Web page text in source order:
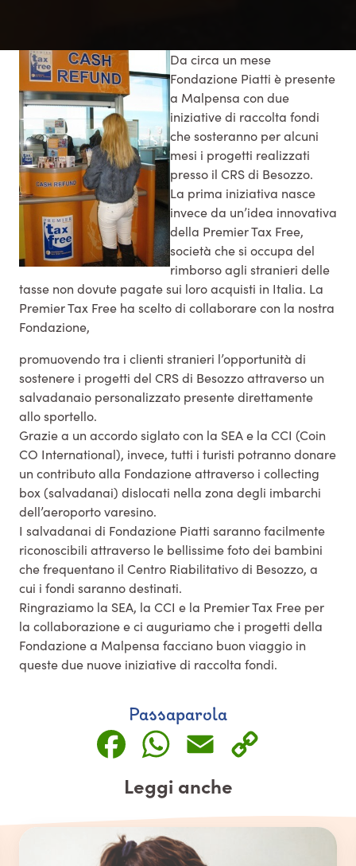
Da circa un mese
Fondazione Piatti è presente
a Malpensa con due
iniziative di raccolta fondi
che sosteranno per alcuni
mesi i progetti realizzati
presso il CRS di Besozzo.
La prima iniziativa nasce
invece da un’idea innovativa
della Premier Tax Free,
società che si occupa del
rimborso agli stranieri delle
tasse non dovute pagate sui loro acquisti in Italia. La
Premier Tax Free ha scelto di collaborare con la nostra
Fondazione,
promuovendo tra i clienti stranieri l’opportunità di
sostenere i progetti del CRS di Besozzo attraverso un
salvadanaio personalizzato presente direttamente
allo sportello.
Grazie a un accordo siglato con la SEA e la CCI (Coin
CO International), invece, tutti i turisti potranno donare
un contributo alla Fondazione attraverso i collecting
box (salvadanai) dislocati nella zona degli imbarchi
dell’aeroporto varesino.
I salvadanai di Fondazione Piatti saranno facilmente
riconoscibili attraverso le bellissime foto dei bambini
che frequentano il Centro Riabilitativo di Besozzo, a
cui i fondi saranno destinati.
Ringraziamo la SEA, la CCI e la Premier Tax Free per
la collaborazione e ci auguriamo che i progetti della
Fondazione a Malpensa facciano buon viaggio in
queste due nuove iniziative di raccolta fondi.
Passaparola
Facebook
WhatsApp
Email
Leggi anche